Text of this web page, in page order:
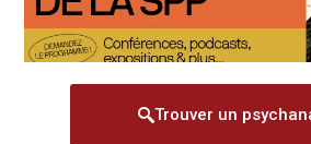
Trouver un